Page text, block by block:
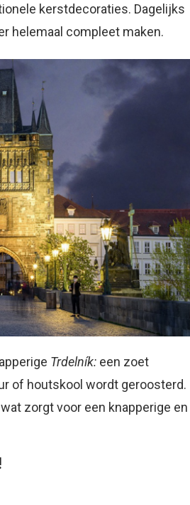
kerstdecoraties. Dagelijks
helemaal compleet maken.
Trdelník: een zoet
of houtskool wordt geroosterd.
zorgt voor een knapperige en